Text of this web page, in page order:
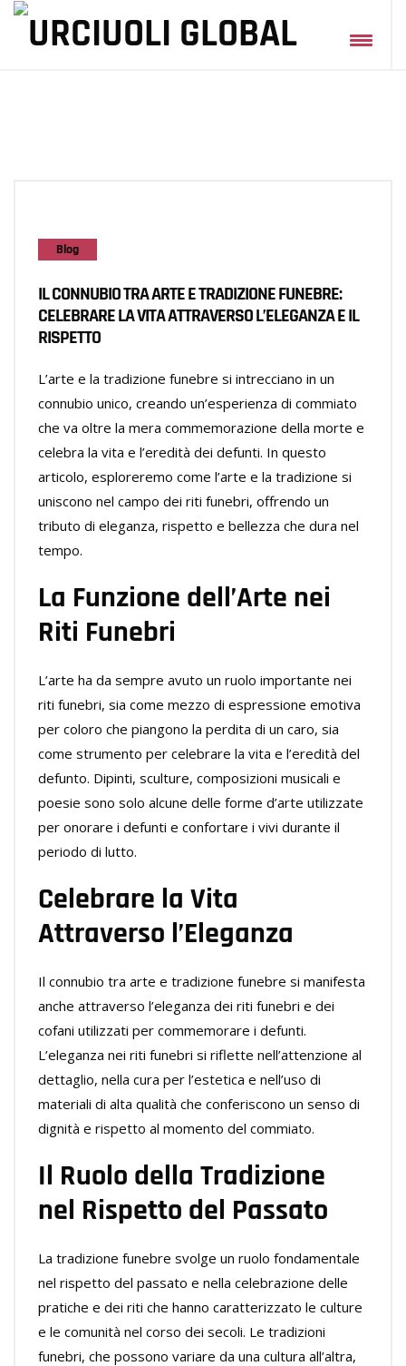
Blog
IL CONNUBIO TRA ARTE E TRADIZIONE FUNEBRE:
CELEBRARE LA VITA ATTRAVERSO L’ELEGANZA E IL
RISPETTO
L’arte e la tradizione funebre si intrecciano in un
connubio unico, creando un’esperienza di commiato
che va oltre la mera commemorazione della morte e
celebra la vita e l’eredità dei defunti. In questo
articolo, esploreremo come l’arte e la tradizione si
uniscono nel campo dei riti funebri, offrendo un
tributo di eleganza, rispetto e bellezza che dura nel
tempo.
La Funzione dell’Arte nei
Riti Funebri
L’arte ha da sempre avuto un ruolo importante nei
riti funebri, sia come mezzo di espressione emotiva
per coloro che piangono la perdita di un caro, sia
come strumento per celebrare la vita e l’eredità del
defunto. Dipinti, sculture, composizioni musicali e
poesie sono solo alcune delle forme d’arte utilizzate
per onorare i defunti e confortare i vivi durante il
periodo di lutto.
Celebrare la Vita
Attraverso l’Eleganza
Il connubio tra arte e tradizione funebre si manifesta
anche attraverso l’eleganza dei riti funebri e dei
cofani utilizzati per commemorare i defunti.
L’eleganza nei riti funebri si riflette nell’attenzione al
dettaglio, nella cura per l’estetica e nell’uso di
materiali di alta qualità che conferiscono un senso di
dignità e rispetto al momento del commiato.
Il Ruolo della Tradizione
nel Rispetto del Passato
La tradizione funebre svolge un ruolo fondamentale
nel rispetto del passato e nella celebrazione delle
pratiche e dei riti che hanno caratterizzato le culture
e le comunità nel corso dei secoli. Le tradizioni
funebri, che possono variare da una cultura all’altra,